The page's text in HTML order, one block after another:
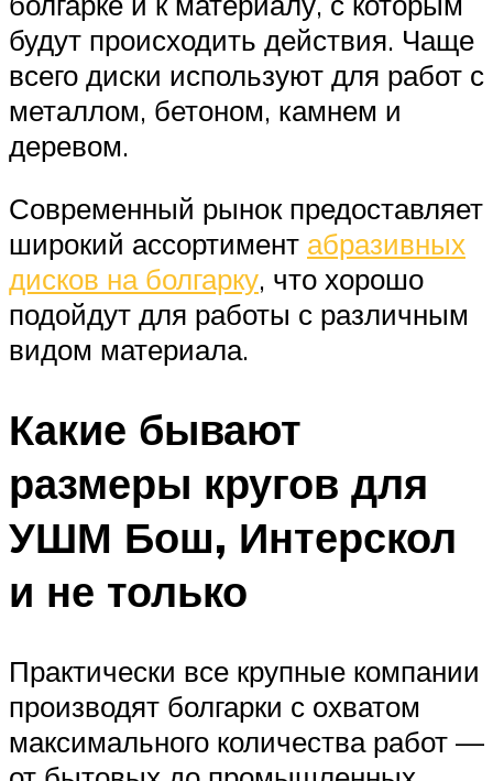
будут происходить действия. Чаще
всего диски используют для работ с
металлом, бетоном, камнем и
деревом.
Современный рынок предоставляет
широкий ассортимент абразивных
дисков на болгарку, что хорошо
подойдут для работы с различным
видом материала.
Какие бывают
размеры кругов для
УШМ Бош, Интерскол
и не только
Практически все крупные компании
производят болгарки с охватом
максимального количества работ —